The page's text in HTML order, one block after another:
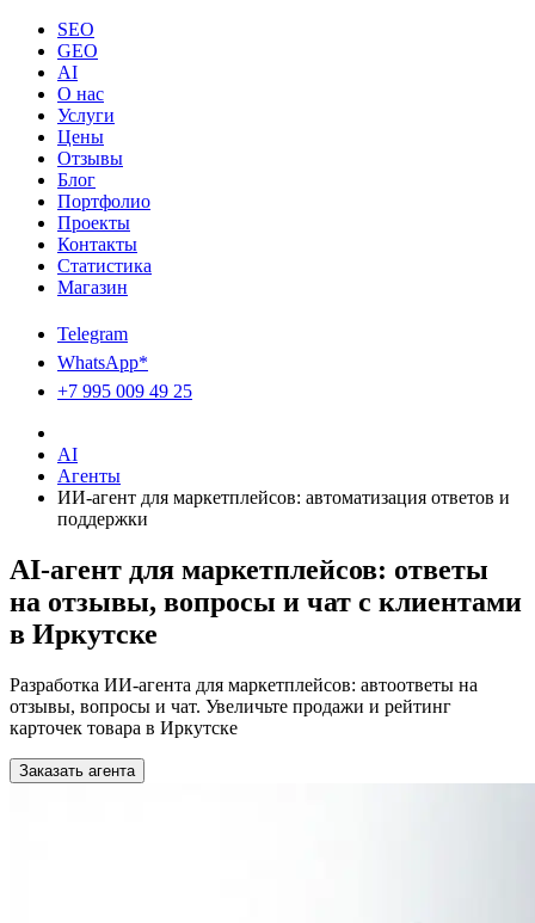
SEO
GEO
AI
О нас
Услуги
Цены
Отзывы
Блог
Портфолио
Проекты
Контакты
Статистика
Магазин
Telegram
WhatsApp*
+7 995 009 49 25
AI
Агенты
ИИ-агент для маркетплейсов: автоматизация ответов и
поддержки
AI-агент для маркетплейсов: ответы
на отзывы, вопросы и чат с клиентами
в Иркутске
Разработка ИИ-агента для маркетплейсов: автоответы на
отзывы, вопросы и чат. Увеличьте продажи и рейтинг
карточек товара в Иркутске
Заказать агента